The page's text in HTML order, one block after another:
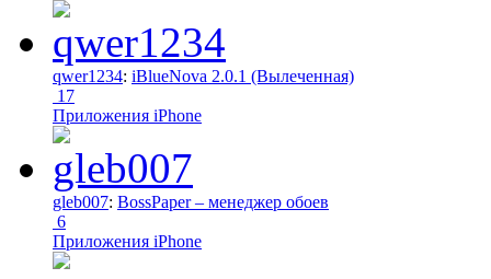
qwer1234: iBlueNova 2.0.1 (Вылеченная)
17
Приложения iPhone
gleb007: BossPaper – менеджер обоев
6
Приложения iPhone